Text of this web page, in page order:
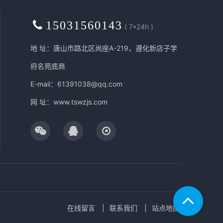
15031560143 ( 7*24h )
地 址：唐山市路北区尚座A-219，遵化新店子学
府名苑底商
E-mail：61391038@qq.com
网 址：www.tswzjs.com
在线留言 联系我们 站点地图